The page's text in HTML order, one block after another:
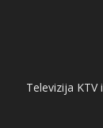
Televizija